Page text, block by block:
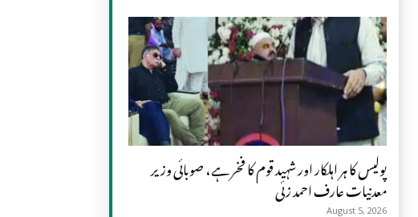
پولیس کا ہر اہلکار اور شہید قوم کا فخر ہے، صوبائی وزیر
معدنیات عارف احمد زئی
August 5, 2026